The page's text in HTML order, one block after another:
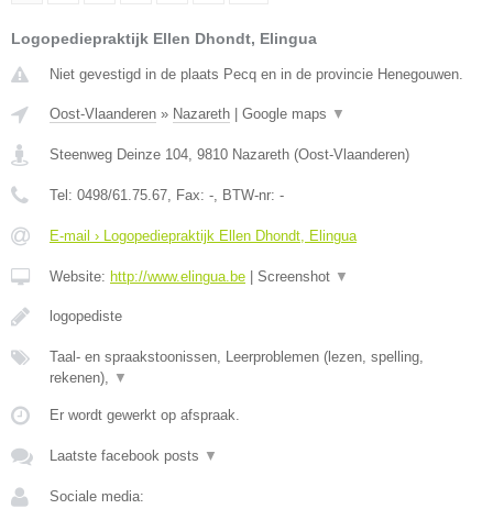
Logopediepraktijk Ellen Dhondt, Elingua
Niet gevestigd in de plaats Pecq en in de provincie Henegouwen.
Oost-Vlaanderen » Nazareth Google maps ▼
Steenweg Deinze 104, 9810 Nazareth (Oost-Vlaanderen)
Tel: 0498/61.75.67, Fax: -, BTW-nr: -
E-mail › Logopediepraktijk Ellen Dhondt, Elingua
Website: http://www.elingua.be Screenshot ▼
logopediste
Taal- en spraakstoonissen, Leerproblemen (lezen, spelling,
rekenen), ▼
Er wordt gewerkt op afspraak.
Laatste facebook posts ▼
Sociale media: